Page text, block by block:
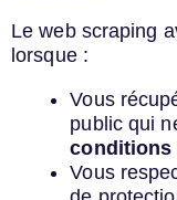
Le web scraping
lorsque :
Vous
public qui
Vous